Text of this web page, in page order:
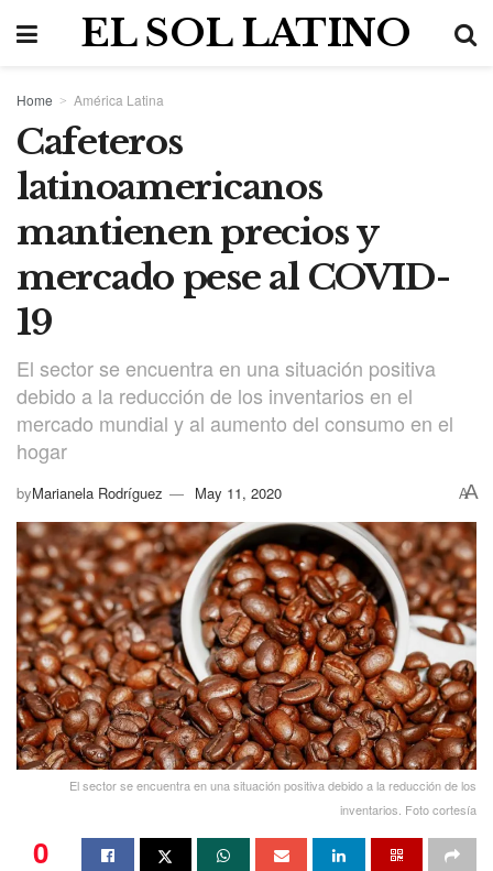
EL SOL LATINO
Home América Latina
Cafeteros
latinoamericanos
mantienen precios y
mercado pese al COVID-
19
El sector se encuentra en una situación positiva
debido a la reducción de los inventarios en el
mercado mundial y al aumento del consumo en el
hogar
byMarianela Rodríguez May 11, 2020 AA
El sector se encuentra en una situación positiva debido a la reducción de los
inventarios. Foto cortesía
0